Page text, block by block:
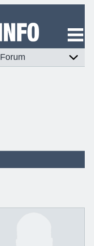
Forum